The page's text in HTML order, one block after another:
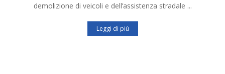
demolizione di veicoli e dell’assistenza stradale ...
Leggi di più